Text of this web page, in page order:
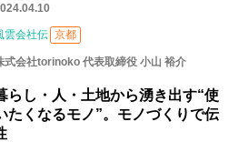
雲会社伝 京都
式会社torinoko 代表取締役 小山 裕介
らし・人・土地から湧き出す“使
たくなるモノ”。モノづくりで伝